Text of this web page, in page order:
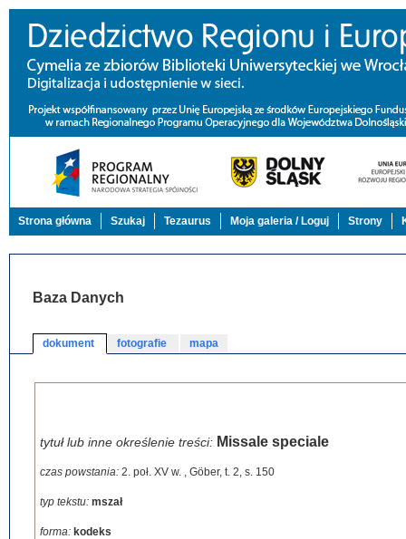
Strona główna Szukaj Tezaurus Moja galeria / Loguj Strony
Baza Danych
dokument fotografie mapa
tytuł lub inne określenie treści: Missale speciale
czas powstania: 2. poł. XV w. , Göber, t. 2, s. 150
typ tekstu: mszał
forma: kodeks